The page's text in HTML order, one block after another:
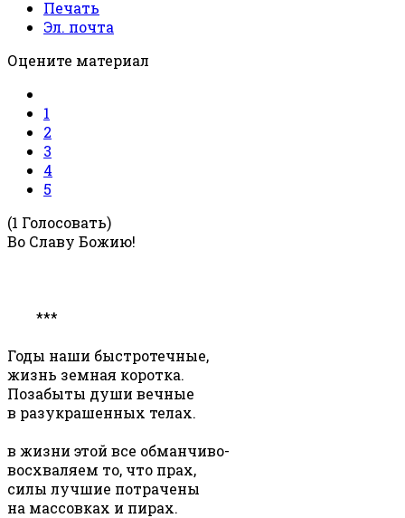
Печать
Эл. почта
Оцените материал
1
2
3
4
5
(1 Голосовать)
Во Славу Божию!
***
Годы наши быстротечные,
жизнь земная коротка.
Позабыты души вечные
в разукрашенных телах.
в жизни этой все обманчиво-
восхваляем то, что прах,
силы лучшие потрачены
на массовках и пирах.